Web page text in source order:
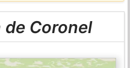
Coronel